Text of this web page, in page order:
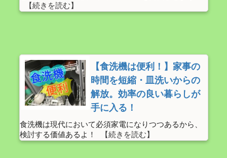
【食洗機は便利！】家事の
時間を短縮・皿洗いからの
解放。効率の良い暮らしが
手に入る！
食洗機は現代において必須家電になりつつあるから、
検討する価値あるよ！